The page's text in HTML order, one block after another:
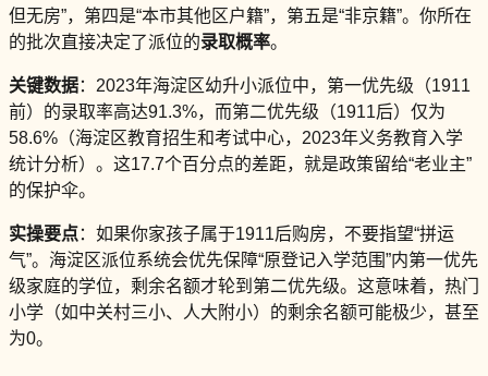
但无房”，第四是“本市其他区户籍”，第五是“非京籍”。你所在
的批次直接决定了派位的录取概率。
关键数据：2023年海淀区幼升小派位中，第一优先级（1911
前）的录取率高达91.3%，而第二优先级（1911后）仅为
58.6%（海淀区教育招生和考试中心，2023年义务教育入学
统计分析）。这17.7个百分点的差距，就是政策留给“老业主”
的保护伞。
实操要点：如果你家孩子属于1911后购房，不要指望“拼运
气”。海淀区派位系统会优先保障“原登记入学范围”内第一优先
级家庭的学位，剩余名额才轮到第二优先级。这意味着，热门
小学（如中关村三小、人大附小）的剩余名额可能极少，甚至
为0。